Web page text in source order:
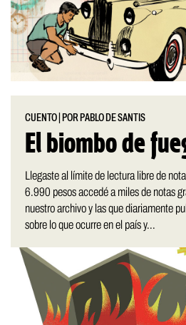
CUENTO POR PABLO DE SANTIS
El biombo de
Llegaste al límite de lectura libre de
6.990 pesos accedé a miles de notas
nuestro archivo y las que diariamente
sobre lo que ocurre en el país y...